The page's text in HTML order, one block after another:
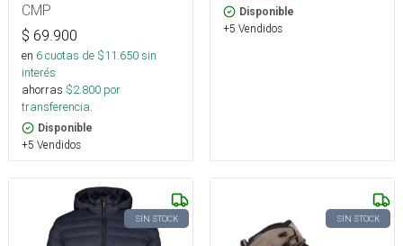
CMP
$ 69.900
en 6cuotas de $11.650sin
interés
ahorras $2.800 por
transferencia.
Disponible
+5 Vendidos
Disponible
+5 Vendidos
SIN STOCK SIN STOCK